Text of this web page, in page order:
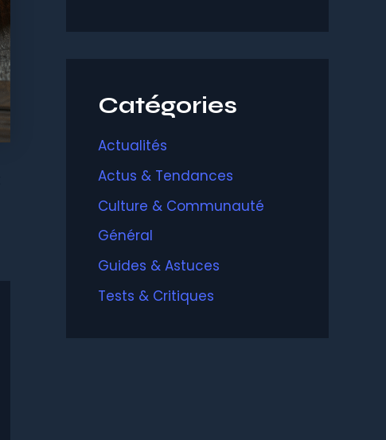
Catégories
Actualités
Actus & Tendances
Culture & Communauté
Général
Guides & Astuces
Tests & Critiques